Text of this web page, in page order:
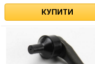
КУПИТИ